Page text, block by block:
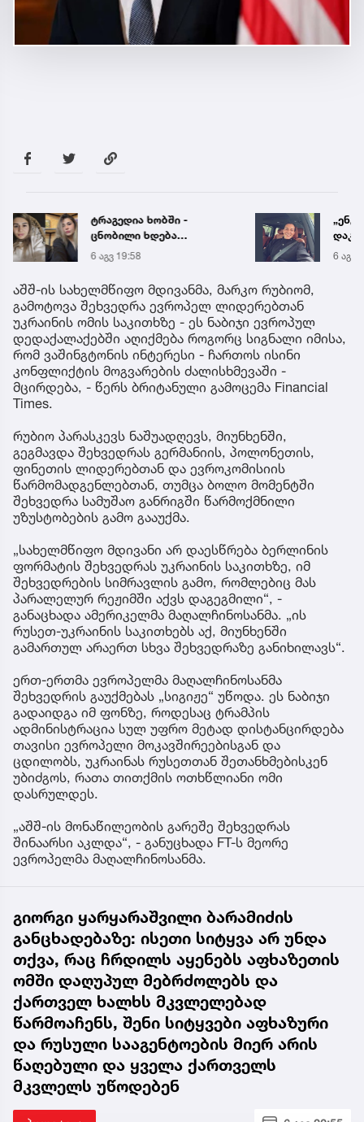
ტრაგედია ხობში -
ცნობილი ხდება
დაღუპული დედა-შვილის
ვინაობა
6 აგვ 19:58 6 აგვ
აშშ-ის სახელმწიფო მდივანმა, მარკო რუბიომ,
გამოტოვა შეხვედრა ევროპელ ლიდერებთან
უკრაინის ომის საკითხზე - ეს ნაბიჯი ევროპულ
დედაქალაქებში აღიქმება როგორც სიგნალი იმისა,
რომ ვაშინგტონის ინტერესი - ჩართოს ისინი
კონფლიქტის მოგვარების ძალისხმევაში -
მცირდება, - წერს ბრიტანული გამოცემა Financial
Times.
რუბიო პარასკევს ნაშუადღევს, მიუნხენში,
გეგმავდა შეხვედრას გერმანიის, პოლონეთის,
ფინეთის ლიდერებთან და ევროკომისიის
წარმომადგენლებთან, თუმცა ბოლო მომენტში
შეხვედრა სამუშაო განრიგში წარმოქმნილი
უზუსტობების გამო გააუქმა.
„სახელმწიფო მდივანი არ დაესწრება ბერლინის
ფორმატის შეხვედრას უკრაინის საკითხზე, იმ
შეხვედრების სიმრავლის გამო, რომლებიც მას
პარალელურ რეჟიმში აქვს დაგეგმილი“, -
განაცხადა ამერიკელმა მაღალჩინოსანმა. „ის
რუსეთ-უკრაინის საკითხებს აქ, მიუნხენში
გამართულ არაერთ სხვა შეხვედრაზე განიხილავს“.
ერთ-ერთმა ევროპელმა მაღალჩინოსანმა
შეხვედრის გაუქმებას „სიგიჟე“ უწოდა. ეს ნაბიჯი
გადაიდგა იმ ფონზე, როდესაც ტრამპის
ადმინისტრაცია სულ უფრო მეტად დისტანცირდება
თავისი ევროპელი მოკავშირეებისგან და
ცდილობს, უკრაინას რუსეთთან შეთანხმებისკენ
უბიძგოს, რათა თითქმის ოთხწლიანი ომი
დასრულდეს.
„აშშ-ის მონაწილეობის გარეშე შეხვედრას
შინაარსი აკლდა“, - განუცხადა FT-ს მეორე
ევროპელმა მაღალჩინოსანმა.
გიორგი ყარყარაშვილი ბარამიძის
განცხადებაზე: ისეთი სიტყვა არ უნდა
თქვა, რაც ჩრდილს აყენებს აფხაზეთის
ომში დაღუპულ მებრძოლებს და
ქართველ ხალხს მკვლელებად
წარმოაჩენს, შენი სიტყვები აფხაზური
და რუსული სააგენტოების მიერ არის
წაღებული და ყველა ქართველს
მკვლელს უწოდებენ